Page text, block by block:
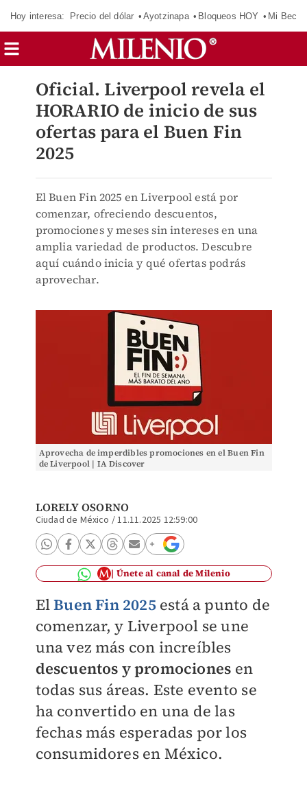
Hoy interesa: Precio del dólar Ayotzinapa Bloqueos HOY Mi Beca
Oficial. Liverpool revela el
HORARIO de inicio de sus
ofertas para el Buen Fin
2025
El Buen Fin 2025 en Liverpool está por
comenzar, ofreciendo descuentos,
promociones y meses sin intereses en una
amplia variedad de productos. Descubre
aquí cuándo inicia y qué ofertas podrás
aprovechar.
Aprovecha de imperdibles promociones en el Buen Fin
de Liverpool | IA Discover
LORELY OSORNO
Ciudad de México /11.11.2025 12:59:00
Únete al canal de Milenio
ElBuen Fin 2025está a punto de
comenzar, y Liverpool se une
una vez más con increíbles
descuentos y promociones en
todas sus áreas. Este evento se
ha convertido en una de las
fechas más esperadas por los
consumidores en México.